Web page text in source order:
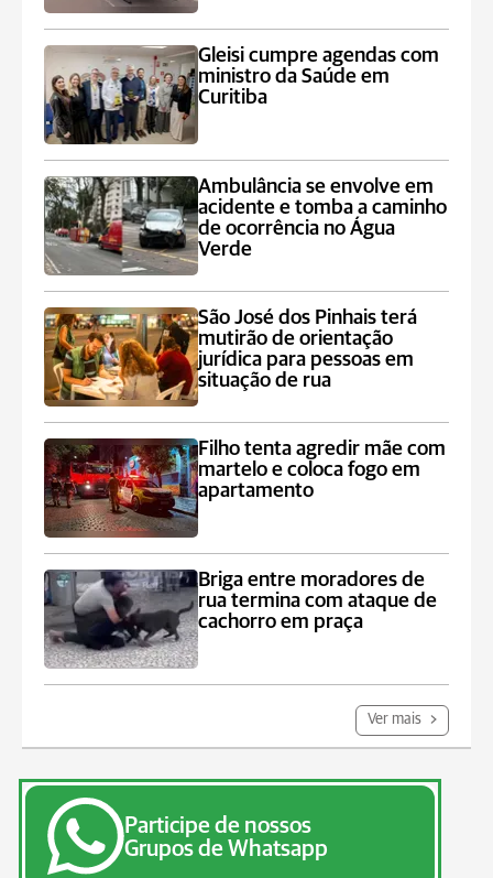
Gleisi cumpre agendas com
ministro da Saúde em
Curitiba
Ambulância se envolve em
acidente e tomba a caminho
de ocorrência no Água
Verde
São José dos Pinhais terá
mutirão de orientação
jurídica para pessoas em
situação de rua
Filho tenta agredir mãe com
martelo e coloca fogo em
apartamento
Briga entre moradores de
rua termina com ataque de
cachorro em praça
Ver mais
Participe de nossos
Grupos de Whatsapp